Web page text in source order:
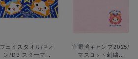
フェイスタオル/ネオ
ン/DB.スターマ...
宜野湾キャンプ2025/
マスコット刺繍...